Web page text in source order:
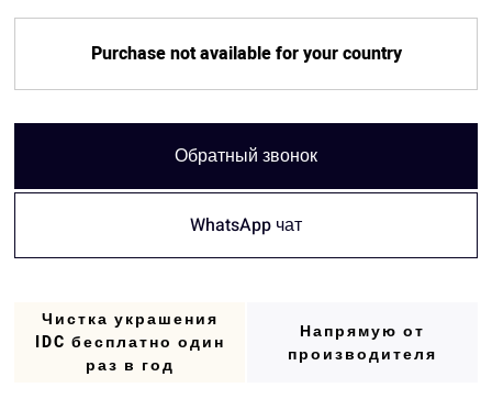
Purchase not available for your country
Обратный звонок
WhatsApp чат
Чистка украшения
IDC бесплатно один
раз в год
Напрямую от
производителя